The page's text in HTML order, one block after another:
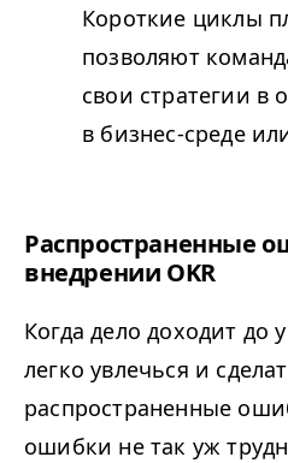
Короткие циклы
позволяют
свои стратегии в
в бизнес-среде
Распространенные
внедрении OKR
Когда дело доходит до
легко увлечься и
распространенные
ошибки не так уж